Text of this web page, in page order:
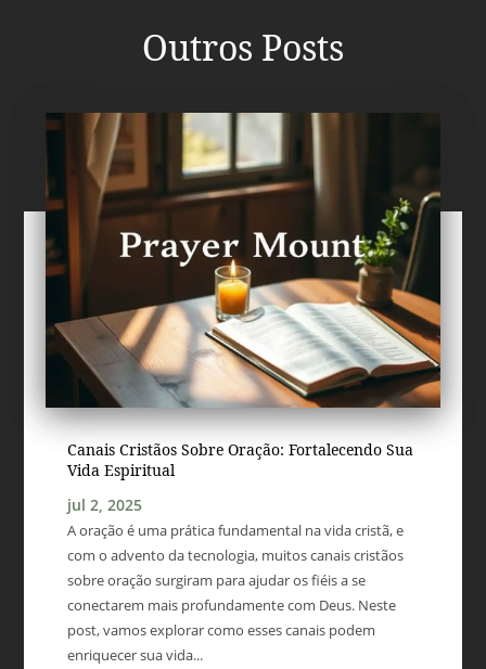
Outros Posts
Canais Cristãos Sobre Oração: Fortalecendo Sua
Vida Espiritual
jul 2, 2025
A oração é uma prática fundamental na vida cristã, e
com o advento da tecnologia, muitos canais cristãos
sobre oração surgiram para ajudar os fiéis a se
conectarem mais profundamente com Deus. Neste
post, vamos explorar como esses canais podem
enriquecer sua vida...